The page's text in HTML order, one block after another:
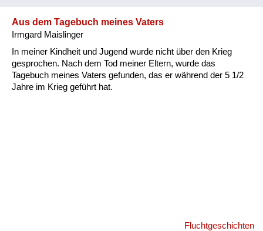
Aus dem Tagebuch meines Vaters
Irmgard Maislinger
In meiner Kindheit und Jugend wurde nicht über den Krieg
gesprochen. Nach dem Tod meiner Eltern, wurde das
Tagebuch meines Vaters gefunden, das er während der 5 1/2
Jahre im Krieg geführt hat.
Fluchtgeschichten